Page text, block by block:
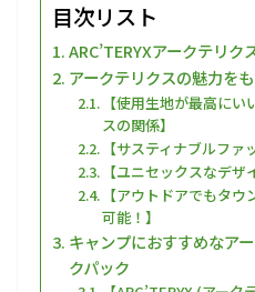
目次リスト
ARC’TERYXアークテリ
アークテリクスの魅力を
【使用生地が最高に
スの関係】
【サスティナブルファ
【ユニセックスなデザ
【アウトドアでもタ
可能！】
キャンプにおすすめなア
クパック